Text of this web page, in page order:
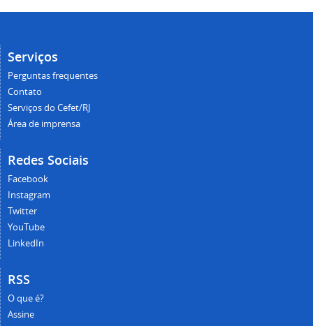
Serviços
Perguntas frequentes
Contato
Serviços do Cefet/RJ
Área de imprensa
Redes Sociais
Facebook
Instagram
Twitter
YouTube
LinkedIn
RSS
O que é?
Assine